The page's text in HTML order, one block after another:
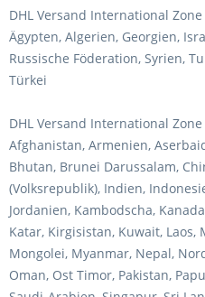
DHL Versand International Zone
Ägypten, Algerien, Georgien,
Russische Föderation, Syrien,
Türkei
DHL Versand International Zone
Afghanistan, Armenien,
Bhutan, Brunei Darussalam,
(Volksrepublik), Indien,
Jordanien, Kambodscha,
Katar, Kirgisistan, Kuwait, Laos,
Mongolei, Myanmar, Nepal,
Oman, Ost Timor, Pakistan,